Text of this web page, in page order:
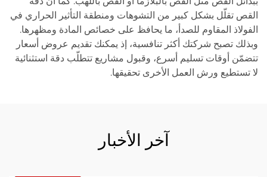
القص تقلّل بشكل كبير من التشوهات ومنطقة التأثير الحراري في
الفولاذ المقاوم للصدأ، ما يحافظ على خصائص المادة ومظهرها.
وبذلك تصبح شركتك أكثر تنافسية، إذ يمكنك تقديم عروض أسعار
تتضمّن أوقات تسليم أسرع، وقبول مشاريع تتطلّب دقة استثنائية
لا تستطيع ورش العمل الأخرى تحقيقها.
آخر الأخبار